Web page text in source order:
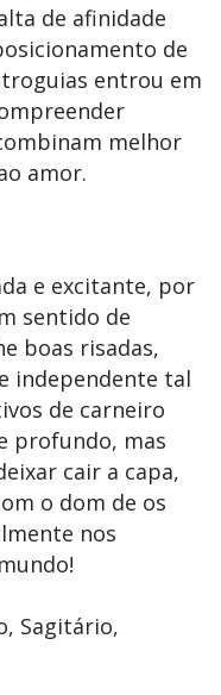
de afinidade
de
entrou em
melhor
amor.
e excitante, por
sentido de
boas risadas,
independente tal
de carneiro
profundo, mas
cair a capa,
o dom de os
nos
Sagitário,